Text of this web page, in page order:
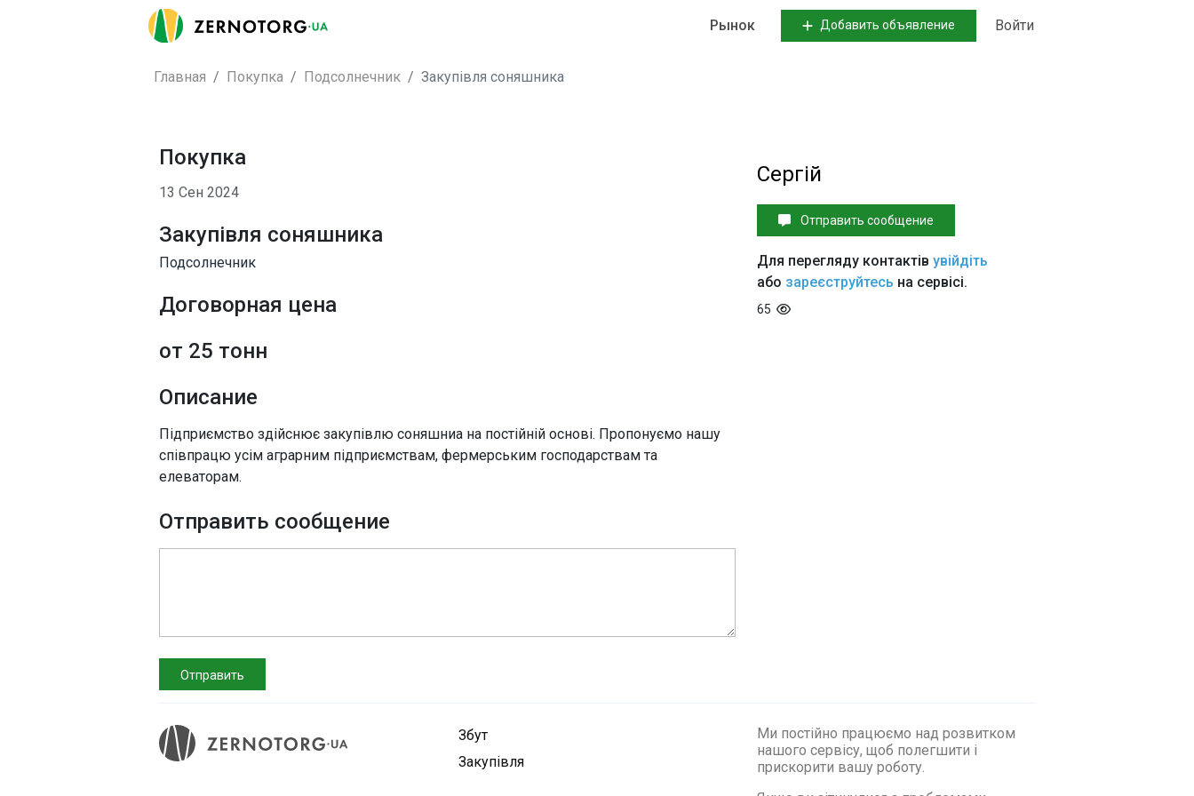
Рынок Добавить объявление Войти
Главная Покупка Подсолнечник Закупівля соняшника
Покупка
13 Сен 2024
Закупівля соняшника
Подсолнечник
Договорная цена
от 25 тонн
Описание
Підприємство здійснює закупівлю соняшниа на постійній основі. Пропонуємо нашу
співпрацю усім аграрним підприємствам, фермерським господарствам та
елеваторам.
Отправить сообщение
Сергій
Отправить сообщение
Для перегляду контактівувійдіть
або зареєструйтесь на сервісі.
65
Збут
Закупівля
Ми постійно працюємо над розвитком
нашого сервісу, щоб полегшити і
прискорити вашу роботу.